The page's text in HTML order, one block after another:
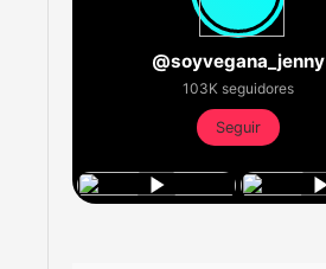
@soyvegana_jenny
103K seguidores
Seguir